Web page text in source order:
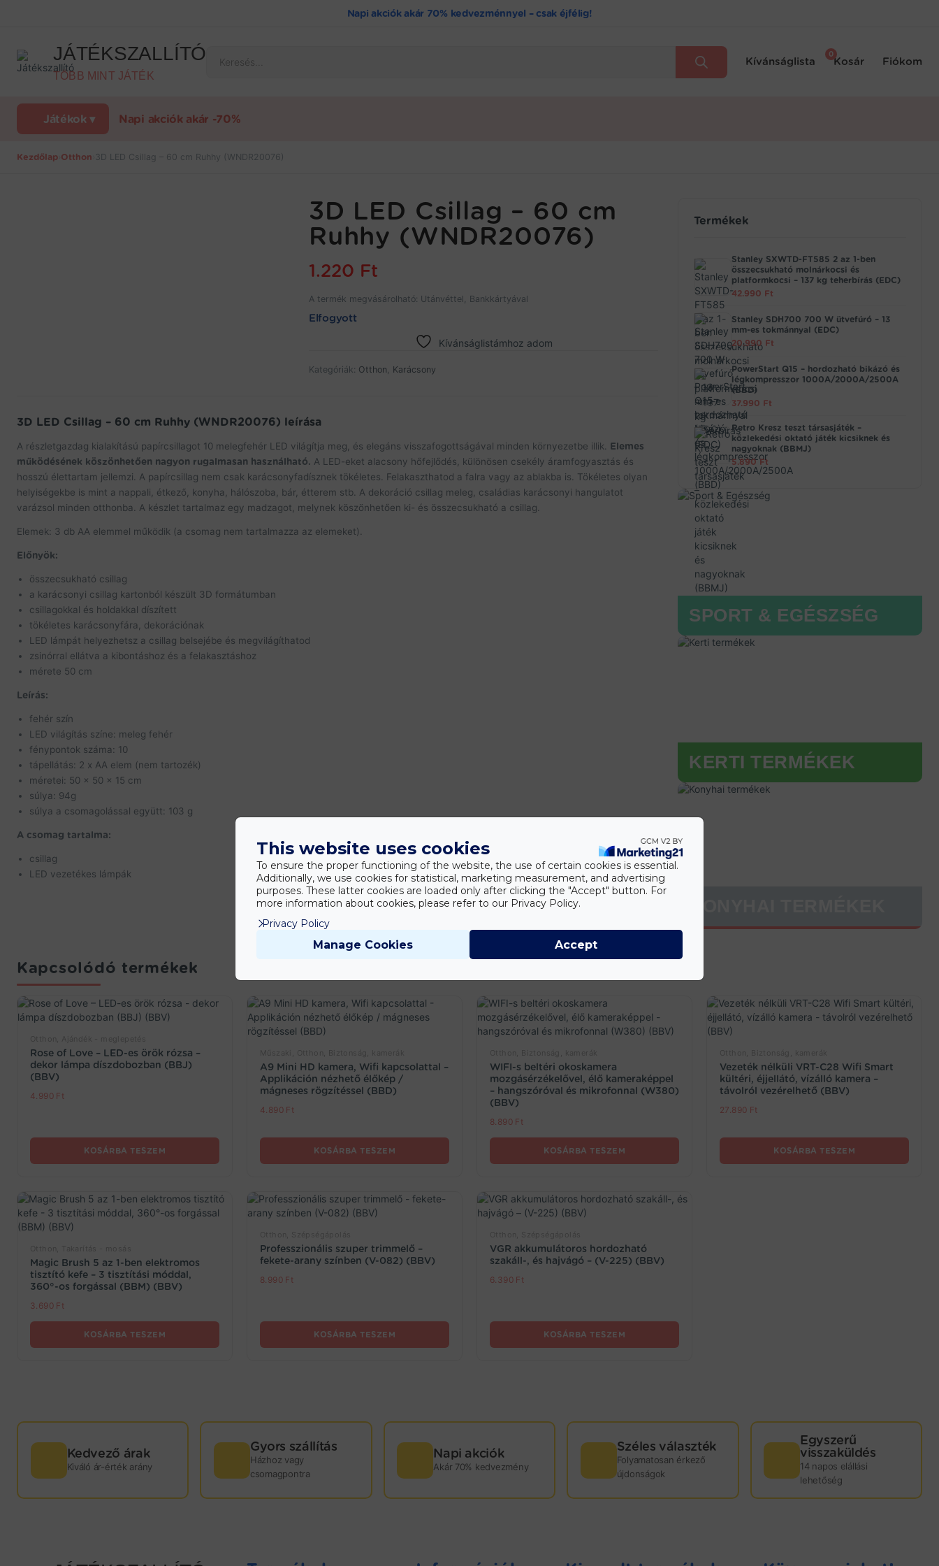
Napi akciók akár 70% kedvezménnyel – csak éjfélig!
JÁTÉKSZALLÍTÓ
TÖBB MINT JÁTÉK
search
Kívánságlista
0
Kosár Fiókom
Játékok ▾ Napi akciók akár -70%
Kezdőlap Otthon 3D LED Csillag – 60 cm Ruhhy (WNDR20076)
3D LED Csillag – 60 cm
Ruhhy (WNDR20076)
1.220 Ft
A termék megvásárolható: Utánvéttel, Bankkártyával
Elfogyott
Kívánságlistámhoz adom
Kategóriák: Otthon, Karácsony
3D LED Csillag – 60 cm Ruhhy (WNDR20076) leírása
A részletgazdag kialakítású papírcsillagot 10 melegfehér LED világítja meg, és elegáns visszafogottságával minden környezetbe illik. Elemes
működésének köszönhetően nagyon rugalmasan használható. A LED-eket alacsony hőfejlődés, különösen csekély áramfogyasztás és
hosszú élettartam jellemzi. A papírcsillag nem csak karácsonyfadísznek tökéletes. Felakaszthatod a falra vagy az ablakba is. Tökéletes olyan
helyiségekbe is mint a nappali, étkező, konyha, hálószoba, bár, étterem stb. A dekoráció csillag meleg, családias karácsonyi hangulatot
varázsol minden otthonba. A készlet tartalmaz egy madzagot, melynek köszönhetően ki- és összecsukható a csillag.
Elemek: 3 db AA elemmel működik (a csomag nem tartalmazza az elemeket).
Előnyök:
összecsukható csillag
a karácsonyi csillag kartonból készült 3D formátumban
csillagokkal és holdakkal díszített
tökéletes karácsonyfára, dekorációnak
LED lámpát helyezhetsz a csillag belsejébe és megvilágíthatod
zsinórral ellátva a kibontáshoz és a felakasztáshoz
mérete 50 cm
Leírás:
fehér szín
LED világítás színe: meleg fehér
fénypontok száma: 10
tápellátás: 2 x AA elem (nem tartozék)
méretei: 50 x 50 x 15 cm
súlya: 94g
súlya a csomagolással együtt: 103 g
A csomag tartalma:
csillag
LED vezetékes lámpák
Termékek
Stanley SXWTD-FT585 2 az 1-ben
összecsukható molnárkocsi és
platformkocsi – 137 kg teherbírás (EDC)
42.990 Ft
Stanley SDH700 700 W ütvefúró – 13
mm-es tokmánnyal (EDC)
20.990 Ft
PowerStart Q15 – hordozható bikázó és
légkompresszor 1000A/2000A/2500A
(BBD)
37.990 Ft
Retro Kresz teszt társasjáték –
közlekedési oktató játék kicsiknek és
nagyoknak (BBMJ)
5.890Ft
SPORT & EGÉSZSÉG
KERTI TERMÉKEK
Kapcsolódó termékek
Rose of Love – LED-es örök rózsa –
dekor lámpa díszdobozban (BBJ)
(BBV)
4.990 Ft
KOSÁRBA TESZEM
A9 Mini HD kamera, Wifi kapcsolattal –
Applikáción nézhető élőkép /
mágneses rögzítéssel (BBD)
4.890 Ft
KOSÁRBA TESZEM
WIFI-s beltéri okoskamera
mozgásérzékelővel, élő kameraképpel
– hangszóróval és mikrofonnal (W380)
(BBV)
8.890 Ft
KOSÁRBA TESZEM
Vezeték nélküli VRT-C28 Wifi Smart
kültéri, éjjellátó, vízálló kamera –
távolról vezérelhető (BBV)
27.890 Ft
KOSÁRBA TESZEM
Magic Brush 5 az 1-ben elektromos
tisztító kefe – 3 tisztítási móddal,
360°-os forgással (BBM) (BBV)
3.690 Ft
KOSÁRBA TESZEM
Professzionális szuper trimmelő –
fekete-arany színben (V-082) (BBV)
8.990 Ft
KOSÁRBA TESZEM
VGR akkumulátoros hordozható
szakáll-, és hajvágó – (V-225) (BBV)
6.390 Ft
KOSÁRBA TESZEM
GYORS
KISZÁLLÍTÁS!
raktárról: ebben az esetben sokkal rövidebb
Kedvező árak
Kiváló ár-érték arány
Gyors szállítás
Házhoz vagy
csomagpontra
Napi akciók
Akár 70% kedvezmény
Széles választék
Folyamatosan érkező
újdonságok
Egyszerű
visszaküldés
14 napos elállási
lehetőség
This website uses cookies
To ensure the proper functioning of the website, the use of certain cookies is essential.
Additionally, we use cookies for statistical, marketing measurement, and advertising
purposes. These latter cookies are loaded only after clicking the "Accept" button. For
more information about cookies, please refer to our Privacy Policy.
Privacy Policy
Manage Cookies Accept